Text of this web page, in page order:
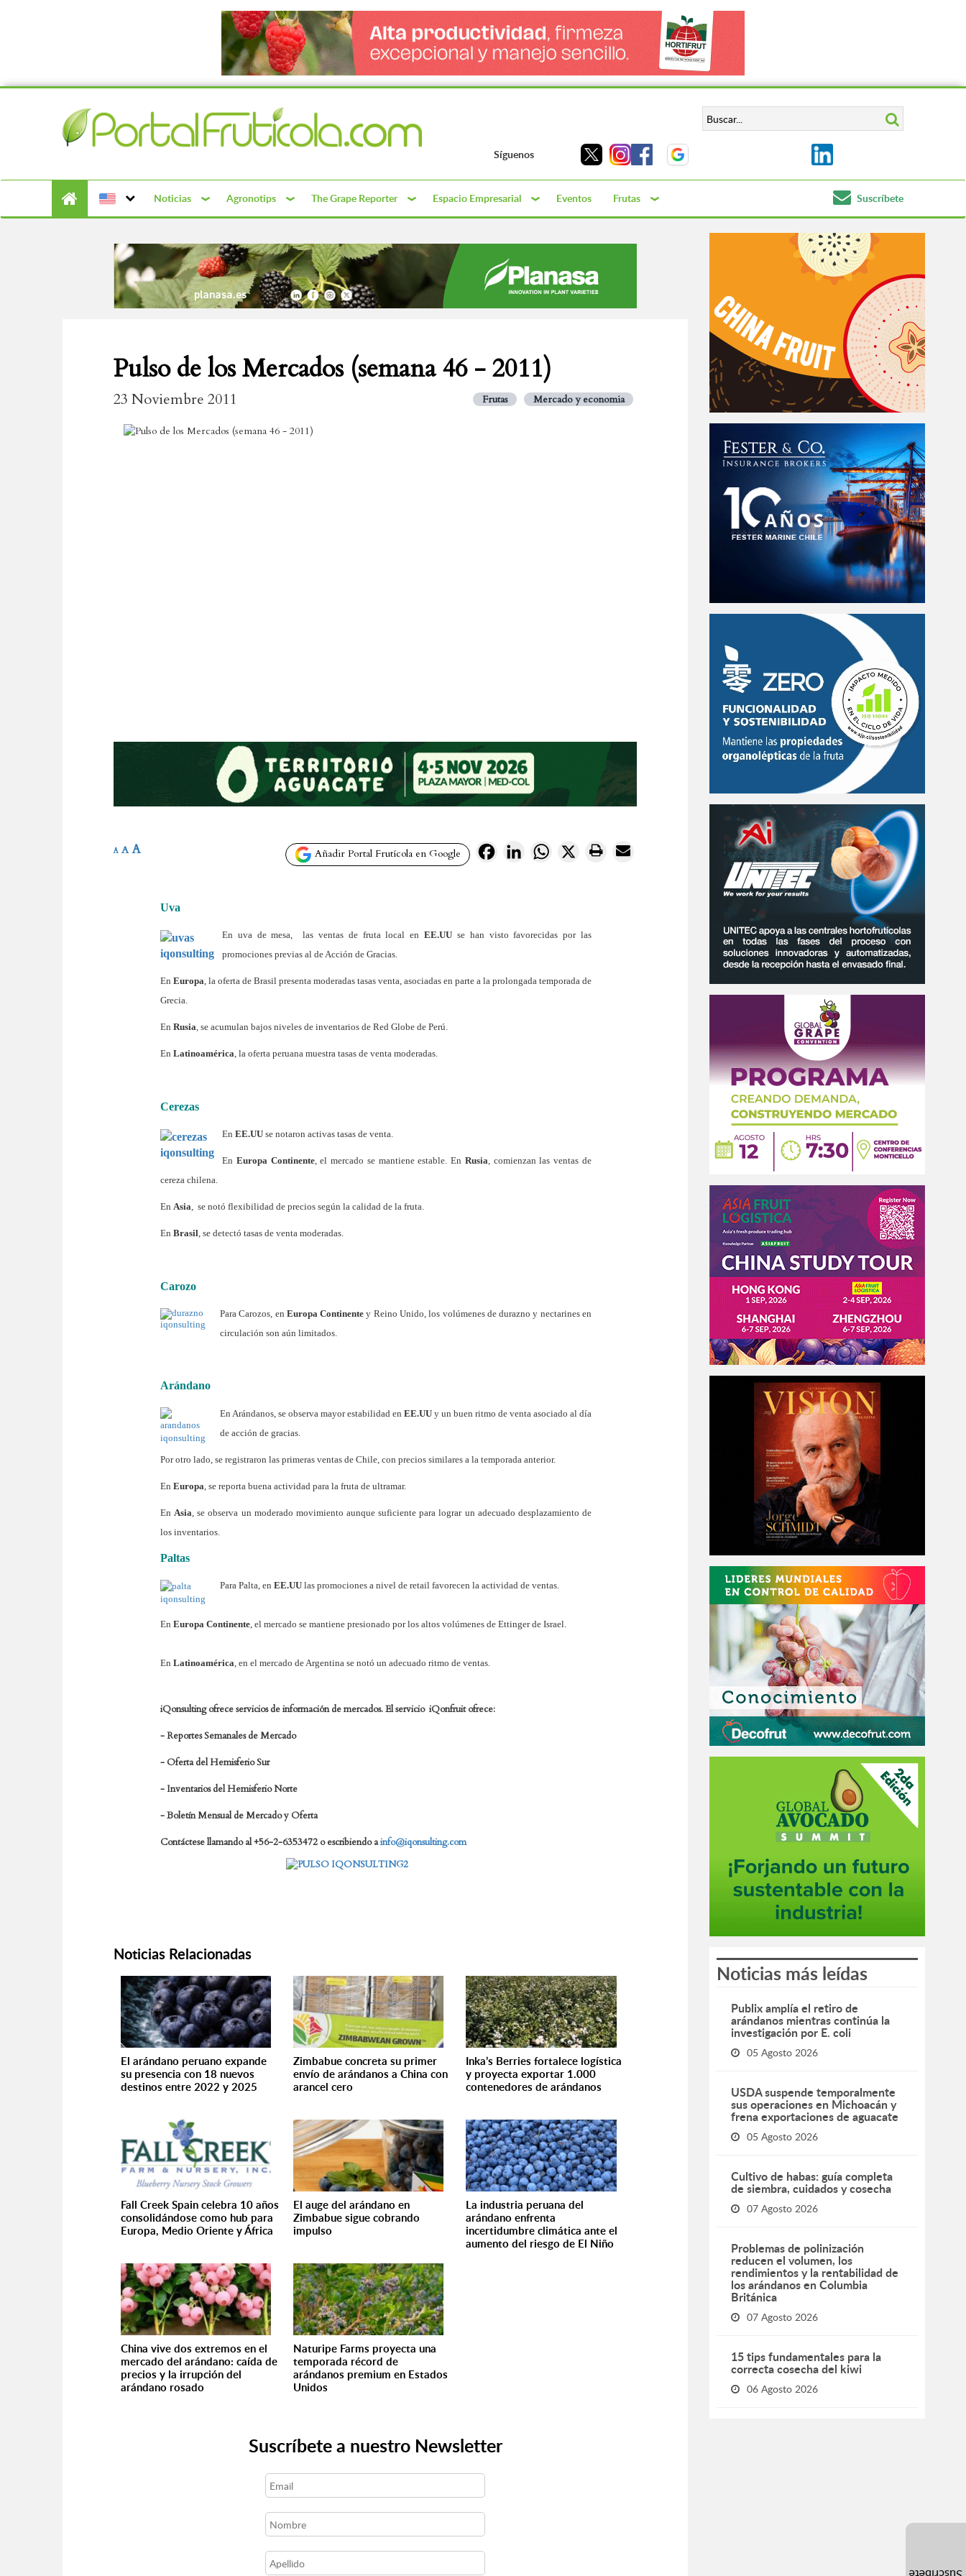
Síguenos
Noticias Agronotips The Grape Reporter Espacio Empresarial Eventos Frutas Suscríbete
Pulso de los Mercados (semana 46 - 2011)
23 Noviembre 2011 Frutas Mercado y economia
Añadir Portal Frutícola en Google FacebookLinkedInWhatsApp
X
A A A
Uva
En uva de mesa, las ventas de fruta local enEE.UU se han visto favorecidas por las
promociones previas al de Acción de Gracias.
En Europa, la oferta de Brasil presenta moderadas tasas venta, asociadas en parte a la prolongada temporada de
Grecia.
En Rusia, se acumulan bajos niveles de inventarios de Red Globe de Perú.
En Latinoamérica, la oferta peruana muestra tasas de venta moderadas.
Cerezas
En EE.UU se notaron activas tasas de venta.
En Europa Continente, el mercado se mantiene estable. En Rusia, comienzan las ventas de
cereza chilena.
En Asia, se notó flexibilidad de precios según la calidad de la fruta.
En Brasil, se detectó tasas de venta moderadas.
Carozo
Para Carozos, en Europa Continente y Reino Unido, los volúmenes de durazno y nectarines en
circulación son aún limitados.
Arándano
En Arándanos, se observa mayor estabilidad en EE.UU y un buen ritmo de venta asociado al día
de acción de gracias.
Por otro lado, se registraron las primeras ventas de Chile, con precios similares a la temporada anterior.
En Europa, se reporta buena actividad para la fruta de ultramar.
EnAsia, se observa un moderado movimiento aunque suficiente para lograr un adecuado desplazamiento de
los inventarios.
Paltas
Para Palta, en EE.UU las promociones a nivel de retail favorecen la actividad de ventas.
En Europa Continente, el mercado se mantiene presionado por los altos volúmenes de Ettinger de Israel.
En Latinoamérica, en el mercado de Argentina se notó un adecuado ritmo de ventas.
iQonsulting ofrece servicios de información de mercados. El servicio iQonfruit ofrece:
- Reportes Semanales de Mercado
- Oferta del Hemisferio Sur
- Inventarios del Hemisferio Norte
- Boletín Mensual de Mercado y Oferta
Contáctese llamando al +56-2-6353472 o escribiendo ainfo@iqonsulting.com
Noticias Relacionadas
El arándano peruano expande
su presencia con 18 nuevos
destinos entre 2022 y 2025
Zimbabue concreta su primer
envío de arándanos a China con
arancel cero
Inka’s Berries fortalece logística
y proyecta exportar 1.000
contenedores de arándanos
Fall Creek Spain celebra 10 años
consolidándose como hub para
Europa, Medio Oriente y África
El auge del arándano en
Zimbabue sigue cobrando
impulso
La industria peruana del
arándano enfrenta
incertidumbre climática ante el
aumento del riesgo de El Niño
China vive dos extremos en el
mercado del arándano: caída de
precios y la irrupción del
arándano rosado
Naturipe Farms proyecta una
temporada récord de
arándanos premium en Estados
Unidos
Suscríbete a nuestro Newsletter
Noticias más leídas
Publix amplía el retiro de
arándanos mientras continúa la
investigación por E. coli
05 Agosto 2026
USDA suspende temporalmente
sus operaciones en Michoacán y
frena exportaciones de aguacate
05 Agosto 2026
Cultivo de habas: guía completa
de siembra, cuidados y cosecha
07 Agosto 2026
Problemas de polinización
reducen el volumen, los
rendimientos y la rentabilidad de
los arándanos en Columbia
Británica
07 Agosto 2026
15 tips fundamentales para la
correcta cosecha del kiwi
06 Agosto 2026